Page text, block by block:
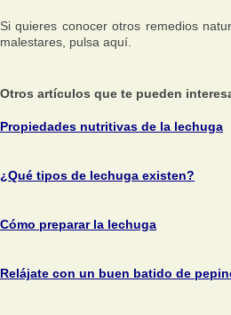
Si quieres conocer otros remedios
malestares, pulsa aquí.
Otros artículos que te pueden
Propiedades nutritivas de la lechuga
¿Qué tipos de lechuga existen?
Cómo preparar la lechuga
Relájate con un buen batido de